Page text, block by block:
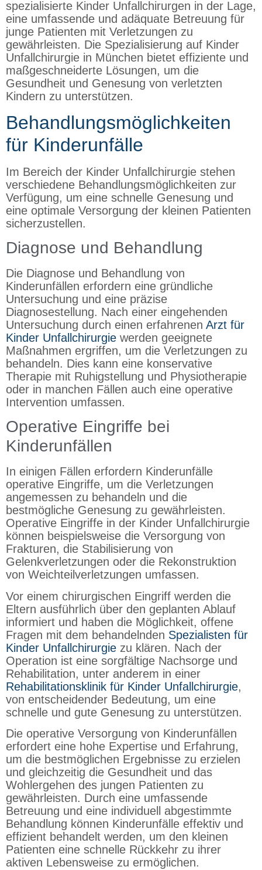
spezialisierte Kinder Unfallchirurgen in der Lage,
eine umfassende und adäquate Betreuung für
junge Patienten mit Verletzungen zu
gewährleisten. Die Spezialisierung auf Kinder
Unfallchirurgie in München bietet effiziente und
maßgeschneiderte Lösungen, um die
Gesundheit und Genesung von verletzten
Kindern zu unterstützen.
Behandlungsmöglichkeiten
für Kinderunfälle
Im Bereich der Kinder Unfallchirurgie stehen
verschiedene Behandlungsmöglichkeiten zur
Verfügung, um eine schnelle Genesung und
eine optimale Versorgung der kleinen Patienten
sicherzustellen.
Diagnose und Behandlung
Die Diagnose und Behandlung von
Kinderunfällen erfordern eine gründliche
Untersuchung und eine präzise
Diagnosestellung. Nach einer eingehenden
Untersuchung durch einen erfahrenen Arzt für
Kinder Unfallchirurgie werden geeignete
Maßnahmen ergriffen, um die Verletzungen zu
behandeln. Dies kann eine konservative
Therapie mit Ruhigstellung und Physiotherapie
oder in manchen Fällen auch eine operative
Intervention umfassen.
Operative Eingriffe bei
Kinderunfällen
In einigen Fällen erfordern Kinderunfälle
operative Eingriffe, um die Verletzungen
angemessen zu behandeln und die
bestmögliche Genesung zu gewährleisten.
Operative Eingriffe in der Kinder Unfallchirurgie
können beispielsweise die Versorgung von
Frakturen, die Stabilisierung von
Gelenkverletzungen oder die Rekonstruktion
von Weichteilverletzungen umfassen.
Vor einem chirurgischen Eingriff werden die
Eltern ausführlich über den geplanten Ablauf
informiert und haben die Möglichkeit, offene
Fragen mit dem behandelnden Spezialisten für
Kinder Unfallchirurgie zu klären. Nach der
Operation ist eine sorgfältige Nachsorge und
Rehabilitation, unter anderem in einer
Rehabilitationsklinik für Kinder Unfallchirurgie,
von entscheidender Bedeutung, um eine
schnelle und gute Genesung zu unterstützen.
Die operative Versorgung von Kinderunfällen
erfordert eine hohe Expertise und Erfahrung,
um die bestmöglichen Ergebnisse zu erzielen
und gleichzeitig die Gesundheit und das
Wohlergehen des jungen Patienten zu
gewährleisten. Durch eine umfassende
Betreuung und eine individuell abgestimmte
Behandlung können Kinderunfälle effektiv und
effizient behandelt werden, um den kleinen
Patienten eine schnelle Rückkehr zu ihrer
aktiven Lebensweise zu ermöglichen.